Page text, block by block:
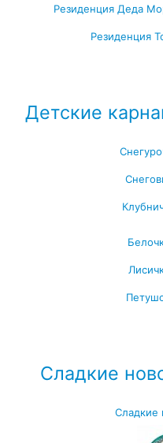
Резиденция Деда
Резиденция
Детские
Сладкие
Сладкие